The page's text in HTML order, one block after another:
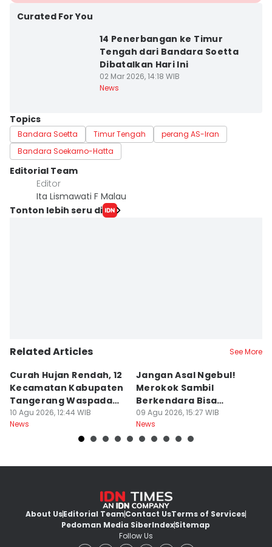
Curated For You
14 Penerbangan ke Timur
Tengah dari Bandara Soetta
Dibatalkan Hari Ini
02 Mar 2026, 14:18 WIB
News
Topics
Bandara Soetta Timur Tengah
perang AS-Iran
Bandara Soekarno-Hatta
Editorial Team
Editor
Ita Lismawati F Malau
Tonton lebih seru di
Related Articles See More
Curah Hujan Rendah, 12
Kecamatan Kabupaten
Tangerang Waspada
Kekeringan
10 Agu 2026, 12:44 WIB
News
Jangan Asal Ngebul!
Merokok Sambil
Berkendara Bisa
Didenda Rp750 Ribu
09 Agu 2026, 15:27 WIB
News
About UsEditorial TeamContact UsTerms of Services
Pedoman Media SiberIndexSitemap
Follow Us